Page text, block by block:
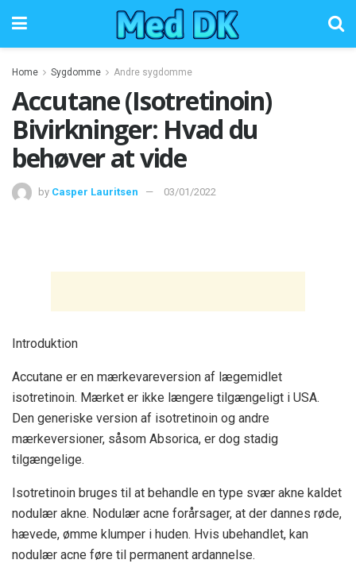
Home Sygdomme Andre sygdomme
Accutane (Isotretinoin)
Bivirkninger: Hvad du
behøver at vide
by Casper Lauritsen 03/01/2022
Introduktion
Accutane er en mærkevareversion af lægemidlet
isotretinoin. Mærket er ikke længere tilgængeligt i USA.
Den generiske version af isotretinoin og andre
mærkeversioner, såsom Absorica, er dog stadig
tilgængelige.
Isotretinoin bruges til at behandle en type svær akne kaldet
nodulær akne. Nodulær acne forårsager, at der dannes røde,
hævede, ømme klumper i huden. Hvis ubehandlet, kan
nodulær acne føre til permanent ardannelse.